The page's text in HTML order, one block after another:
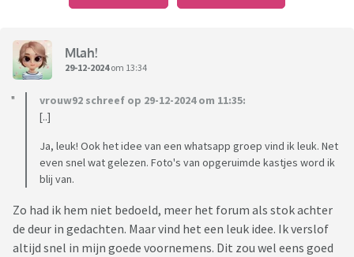
Mlah!
29-12-2024om 13:34
vrouw92 schreef op 29-12-2024 om 11:35:
[..]
Ja, leuk! Ook het idee van een whatsapp groep vind ik leuk. Net
even snel wat gelezen. Foto's van opgeruimde kastjes word ik
blij van.
Zo had ik hem niet bedoeld, meer het forum als stok achter
de deur in gedachten. Maar vind het een leuk idee. Ik verslof
altijd snel in mijn goede voornemens. Dit zou wel eens goed